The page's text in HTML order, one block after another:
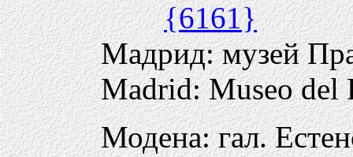
{6161}
Мадрид: музей
Madrid: Museo del
Модена: гал.